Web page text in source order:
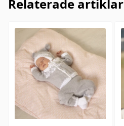
Relaterade artiklar